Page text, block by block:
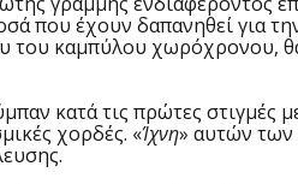
που έχουν δαπανηθεί για
του καμπύλου χωρόχρονου,
κατά τις πρώτες στιγμές
χορδές. «Ίχνη» αυτών των